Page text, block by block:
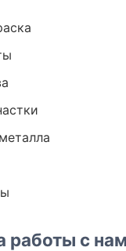
работы с